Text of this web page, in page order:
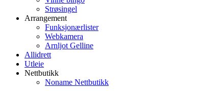
Strøsingel
Arrangement
Funksjonærlister
Webkamera
Arnljot Gelline
Allidrett
Utleie
Nettbutikk
Noname Nettbutikk